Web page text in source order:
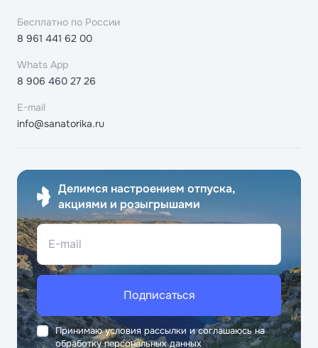
Бесплатно по России
8 961 441 62 00
Whats App
8 906 460 27 26
E-mail
info@sanatorika.ru
Делимся настроением отпуска,
акциями и розыгрышами
E-mail
Подписаться
Принимаю условия рассылки и соглашаюсь на
обработку персональных данных